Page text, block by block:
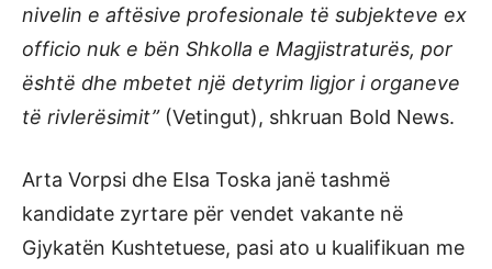
nivelin e aftësive profesionale të subjekteve ex
officio nuk e bën Shkolla e Magjistraturës, por
është dhe mbetet një detyrim ligjor i organeve
të rivlerësimit”(Vetingut), shkruan Bold News.
Arta Vorpsi dhe Elsa Toska janë tashmë
kandidate zyrtare për vendet vakante në
Gjykatën Kushtetuese, pasi ato u kualifikuan me